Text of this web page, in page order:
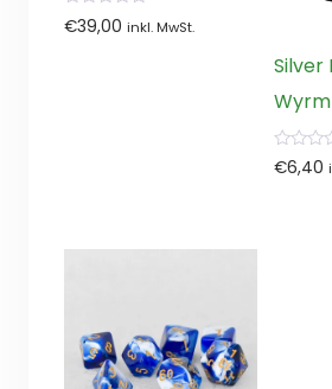
0
von
€39,00 inkl. MwSt.
Silver
0
von
€6,40